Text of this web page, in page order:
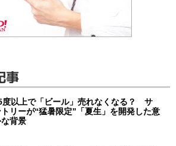
事
度以上で「ビール」売れなくなる？ サ
トリーが“猛暑限定”「夏生」を開発した意
背景